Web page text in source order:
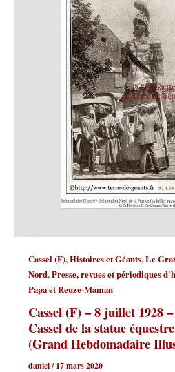
Cassel (F),Histoires et Géants,Le
Nord,Presse, revues et périodiques
Papa et Reuze-Maman
Cassel (F) – 8 juillet 1928
Cassel de la statue
(Grand Hebdomadaire
daniel/17 mars 2020